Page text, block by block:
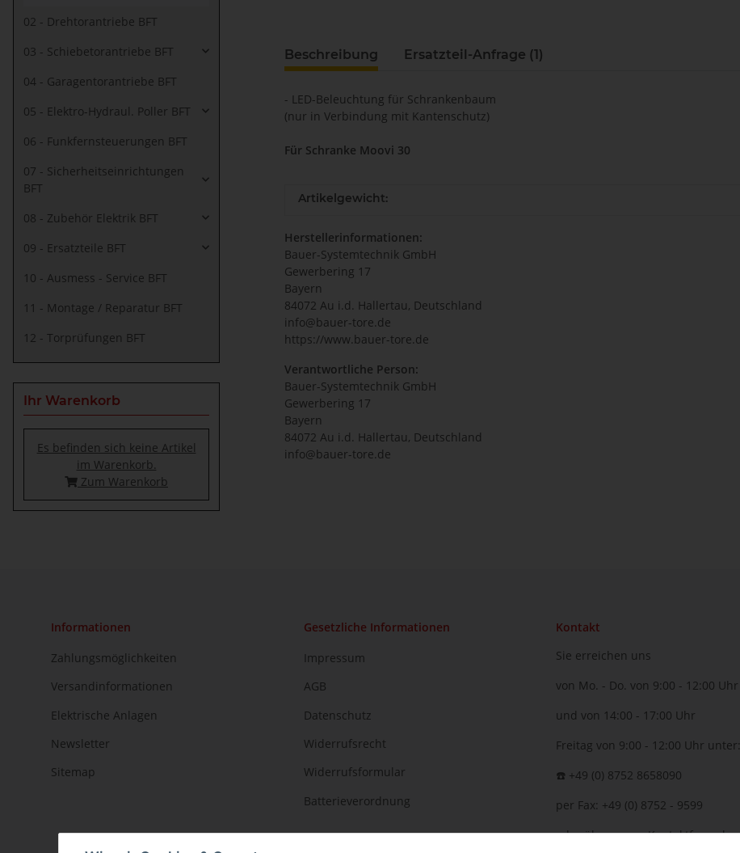
Beschreibung Ersatzteil-Anfrage (1)
- LED-Beleuchtung für Schrankenbaum
(nur in Verbindung mit Kantenschutz)
Für Schranke Moovi 30
Artikelgewicht:
Herstellerinformationen:
Bauer-Systemtechnik GmbH
Gewerbering 17
Bayern
84072 Au i.d. Hallertau, Deutschland
info@bauer-tore.de
https://www.bauer-tore.de
Verantwortliche Person:
Bauer-Systemtechnik GmbH
Gewerbering 17
Bayern
84072 Au i.d. Hallertau, Deutschland
info@bauer-tore.de
02 - Drehtorantriebe BFT
03 - Schiebetorantriebe BFT
04 - Garagentorantriebe BFT
05 - Elektro-Hydraul. Poller BFT
06 - Funkfernsteuerungen BFT
07 - Sicherheitseinrichtungen
BFT
08 - Zubehör Elektrik BFT
09 - Ersatzteile BFT
10 - Ausmess - Service BFT
11 - Montage / Reparatur BFT
12 - Torprüfungen BFT
Ihr Warenkorb
Es befinden sich keine Artikel
im Warenkorb.
Zum Warenkorb
Informationen
Zahlungsmöglichkeiten
Versandinformationen
Elektrische Anlagen
Newsletter
Sitemap
Gesetzliche Informationen
Impressum
AGB
Datenschutz
Widerrufsrecht
Widerrufsformular
Batterieverordnung
Kontakt
Sie erreichen uns
von Mo. - Do. von 9:00 - 12:00 Uhr
und von 14:00 - 17:00 Uhr
Freitag von 9:00 - 12:00 Uhr unter:
☎️ +49 (0) 8752 8658090
per Fax: +49 (0) 8752 - 9599
oder über unserKontaktformular